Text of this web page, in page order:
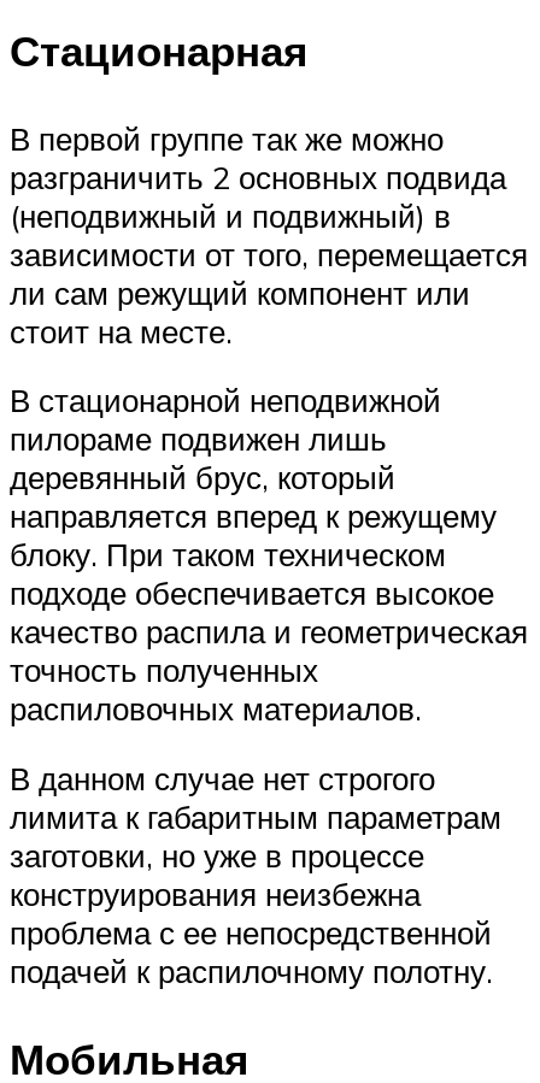
Стационарная
В первой группе так же можно
разграничить 2 основных подвида
(неподвижный и подвижный) в
зависимости от того, перемещается
ли сам режущий компонент или
стоит на месте.
В стационарной неподвижной
пилораме подвижен лишь
деревянный брус, который
направляется вперед к режущему
блоку. При таком техническом
подходе обеспечивается высокое
качество распила и геометрическая
точность полученных
распиловочных материалов.
В данном случае нет строгого
лимита к габаритным параметрам
заготовки, но уже в процессе
конструирования неизбежна
проблема с ее непосредственной
подачей к распилочному полотну.
Мобильная